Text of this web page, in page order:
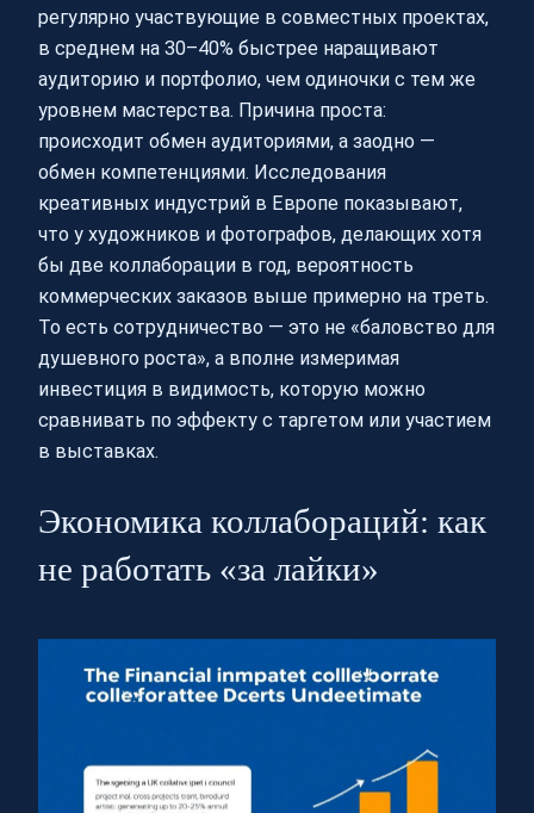
регулярно участвующие в совместных проектах,
в среднем на 30–40% быстрее наращивают
аудиторию и портфолио, чем одиночки с тем же
уровнем мастерства. Причина проста:
происходит обмен аудиториями, а заодно —
обмен компетенциями. Исследования
креативных индустрий в Европе показывают,
что у художников и фотографов, делающих хотя
бы две коллаборации в год, вероятность
коммерческих заказов выше примерно на треть.
То есть сотрудничество — это не «баловство для
душевного роста», а вполне измеримая
инвестиция в видимость, которую можно
сравнивать по эффекту с таргетом или участием
в выставках.
Экономика коллабораций: как
не работать «за лайки»